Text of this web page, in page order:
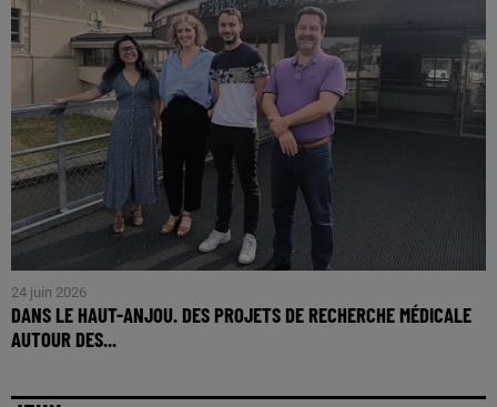
24 juin 2026
DANS LE HAUT-ANJOU. DES PROJETS DE RECHERCHE MÉDICALE
AUTOUR DES...